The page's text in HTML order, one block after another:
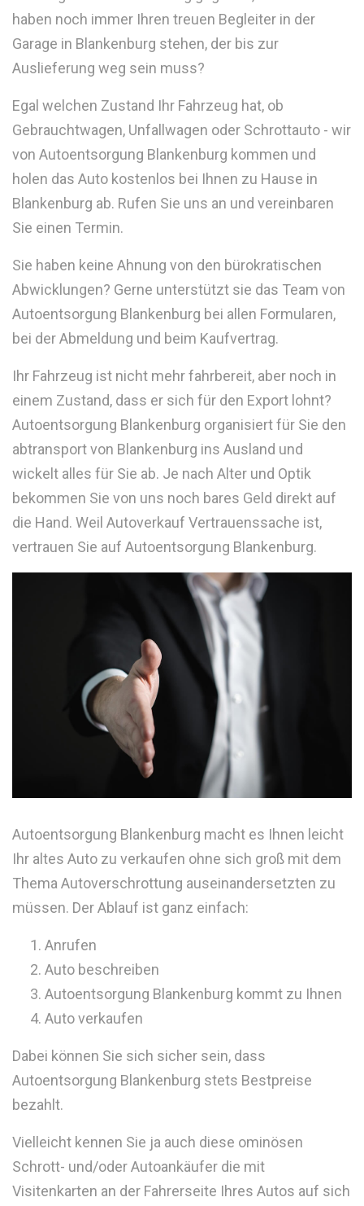
haben noch immer Ihren treuen Begleiter in der
Garage in Blankenburg stehen, der bis zur
Auslieferung weg sein muss?
Egal welchen Zustand Ihr Fahrzeug hat, ob
Gebrauchtwagen, Unfallwagen oder Schrottauto - wir
von Autoentsorgung Blankenburg kommen und
holen das Auto kostenlos bei Ihnen zu Hause in
Blankenburg ab. Rufen Sie uns an und vereinbaren
Sie einen Termin.
Sie haben keine Ahnung von den bürokratischen
Abwicklungen? Gerne unterstützt sie das Team von
Autoentsorgung Blankenburg bei allen Formularen,
bei der Abmeldung und beim Kaufvertrag.
Ihr Fahrzeug ist nicht mehr fahrbereit, aber noch in
einem Zustand, dass er sich für den Export lohnt?
Autoentsorgung Blankenburg organisiert für Sie den
abtransport von Blankenburg ins Ausland und
wickelt alles für Sie ab. Je nach Alter und Optik
bekommen Sie von uns noch bares Geld direkt auf
die Hand. Weil Autoverkauf Vertrauenssache ist,
vertrauen Sie auf Autoentsorgung Blankenburg.
Autoentsorgung Blankenburg macht es Ihnen leicht
Ihr altes Auto zu verkaufen ohne sich groß mit dem
Thema Autoverschrottung auseinandersetzten zu
müssen. Der Ablauf ist ganz einfach:
Anrufen
Auto beschreiben
Autoentsorgung Blankenburg kommt zu Ihnen
Auto verkaufen
Dabei können Sie sich sicher sein, dass
Autoentsorgung Blankenburg stets Bestpreise
bezahlt.
Vielleicht kennen Sie ja auch diese ominösen
Schrott- und/oder Autoankäufer die mit
Visitenkarten an der Fahrerseite Ihres Autos auf sich